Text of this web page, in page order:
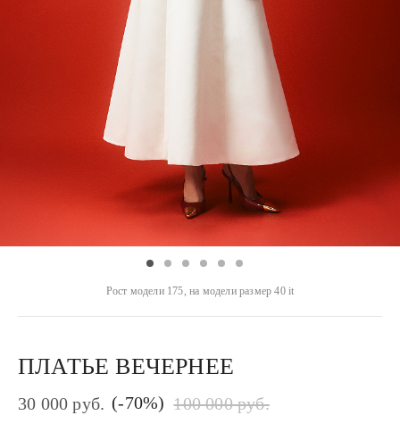
Рост модели 175, на модели размер 40 it
ПЛАТЬЕ ВЕЧЕРНЕЕ
30 000 руб. (-70%) 100 000 руб.